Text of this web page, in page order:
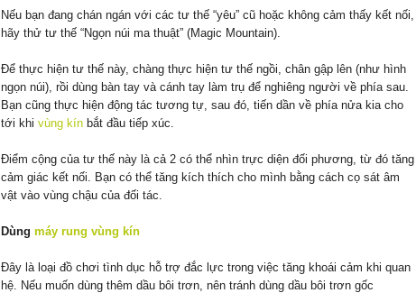
Nếu bạn đang chán ngán với các tư thế “yêu” cũ hoặc không cảm thấy kết nối,
hãy thử tư thế “Ngọn núi ma thuật” (Magic Mountain).
Để thực hiện tư thế này, chàng thực hiện tư thế ngồi, chân gập lên (như hình
ngọn núi), rồi dùng bàn tay và cánh tay làm trụ để nghiêng người về phía sau.
Bạn cũng thực hiện động tác tương tự, sau đó, tiến dần về phía nửa kia cho
tới khi vùng kín bắt đầu tiếp xúc.
Điểm cộng của tư thế này là cả 2 có thể nhìn trực diện đối phương, từ đó tăng
cảm giác kết nối. Bạn có thể tăng kích thích cho mình bằng cách cọ sát âm
vật vào vùng chậu của đối tác.
Dùng máy rung vùng kín
Đây là loại đồ chơi tình dục hỗ trợ đắc lực trong việc tăng khoái cảm khi quan
hệ. Nếu muốn dùng thêm dầu bôi trơn, nên tránh dùng dầu bôi trơn gốc